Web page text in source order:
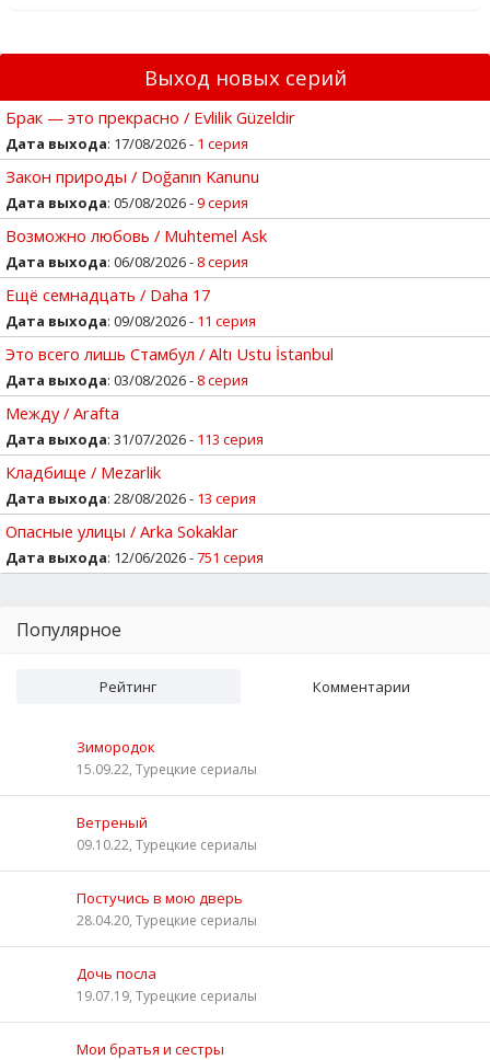
Выход новых серий
Брак — это прекрасно / Evlilik Güzeldir
Дата выхода: 17/08/2026 - 1 серия
Закон природы / Doğanın Kanunu
Дата выхода: 05/08/2026 -9 серия
Возможно любовь / Muhtemel Ask
Дата выхода: 06/08/2026 - 8 серия
Ещё семнадцать / Daha 17
Дата выхода: 09/08/2026 - 11 серия
Это всего лишь Стамбул / Altı Ustu İstanbul
Дата выхода: 03/08/2026 - 8 серия
Между / Arafta
Дата выхода: 31/07/2026 - 113 серия
Кладбище / Mezarlik
Дата выхода: 28/08/2026 - 13 серия
Опасные улицы / Arka Sokaklar
Дата выхода: 12/06/2026 -751 серия
Популярное
Рейтинг Комментарии
Зимородок
15.09.22, Турецкие сериалы
Ветреный
09.10.22, Турецкие сериалы
Постучись в мою дверь
28.04.20, Турецкие сериалы
Дочь посла
19.07.19, Турецкие сериалы
Мои братья и сестры